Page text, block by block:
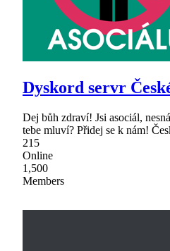
Dyskord servr
Dej bůh zdraví! Jsi asociál,
tebe mluví? Přidej se k nám!
215
Online
1,500
Members